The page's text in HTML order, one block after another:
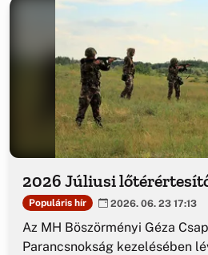
2026 Júliusi
Populáris hír 2026. 06. 23 17:13
Az MH Böszörményi Géza
Parancsnokság kezelésében